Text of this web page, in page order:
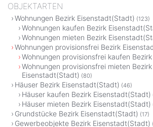
OBJEKTARTEN
Wohnungen Bezirk Eisenstadt(Stadt) (123)
Wohnungen kaufen Bezirk
Wohnungen mieten Bezirk
Wohnungen provisionsfrei Bezirk
Wohnungen provisionsfrei kaufen
Wohnungen provisionsfrei mieten Bezirk
Eisenstadt(Stadt) (80)
Häuser Bezirk Eisenstadt(Stadt) (46)
Häuser kaufen Bezirk Eisenstadt(Stadt)
Häuser mieten Bezirk Eisenstadt(Stadt)
Grundstücke Bezirk Eisenstadt(Stadt) (17)
Gewerbeobjekte Bezirk Eisenstadt(Stadt)